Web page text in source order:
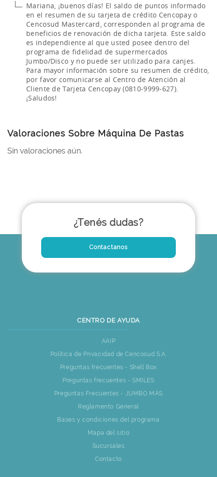
Mariana, ¡buenos días! El saldo de puntos informado
en el resumen de su tarjeta de crédito Cencopay o
Cencosud Mastercard, corresponden al programa de
beneficios de renovación de dicha tarjeta. Este saldo
es independiente al que usted posee dentro del
programa de fidelidad de supermercados
Jumbo/Disco y no puede ser utilizado para canjes.
Para mayor información sobre su resumen de crédito,
por favor comunicarse al Centro de Atención al
Cliente de Tarjeta Cencopay (0810-9999-627).
¡Saludos!
Valoraciones Sobre Máquina De Pastas
Sin valoraciones aún.
¿Tenés dudas?
Contactanos
CENTRO DE AYUDA
AAIP
Política de Privacidad de Cencosud S.A.
Preguntas frecuentes - Shell Box
Preguntas frecuentes - SMILES
Preguntas Frecuentes - JUMBO MÁS
Reglamento General
Bases y condiciones del programa
Mapa del sitio
Sucursales
Contacto